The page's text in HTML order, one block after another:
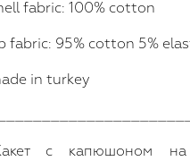
fabric: 100% cotton
fabric: 95% cotton 5%
in turkey
с капюшоном на